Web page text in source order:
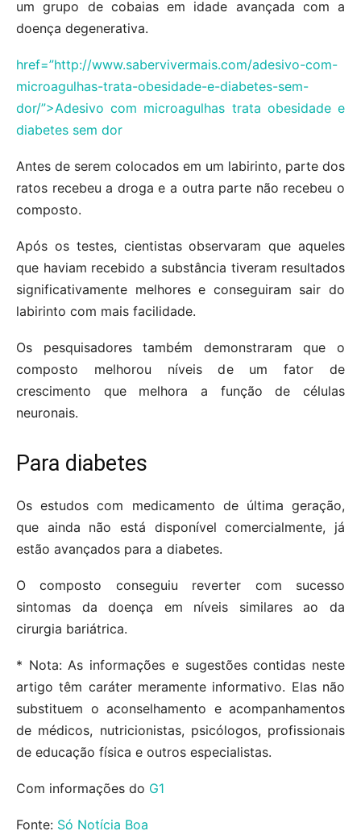
um grupo de cobaias em idade avançada com a
doença degenerativa.
href=”http://www.sabervivermais.com/adesivo-com-
microagulhas-trata-obesidade-e-diabetes-sem-
dor/”>Adesivo com microagulhas trata obesidade e
diabetes sem dor
Antes de serem colocados em um labirinto, parte dos
ratos recebeu a droga e a outra parte não recebeu o
composto.
Após os testes, cientistas observaram que aqueles
que haviam recebido a substância tiveram resultados
significativamente melhores e conseguiram sair do
labirinto com mais facilidade.
Os pesquisadores também demonstraram que o
composto melhorou níveis de um fator de
crescimento que melhora a função de células
neuronais.
Para diabetes
Os estudos com medicamento de última geração,
que ainda não está disponível comercialmente, já
estão avançados para a diabetes.
O composto conseguiu reverter com sucesso
sintomas da doença em níveis similares ao da
cirurgia bariátrica.
* Nota: As informações e sugestões contidas neste
artigo têm caráter meramente informativo. Elas não
substituem o aconselhamento e acompanhamentos
de médicos, nutricionistas, psicólogos, profissionais
de educação física e outros especialistas.
Com informações do G1
Fonte: Só Notícia Boa